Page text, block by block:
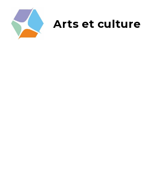
content
Arts et culture